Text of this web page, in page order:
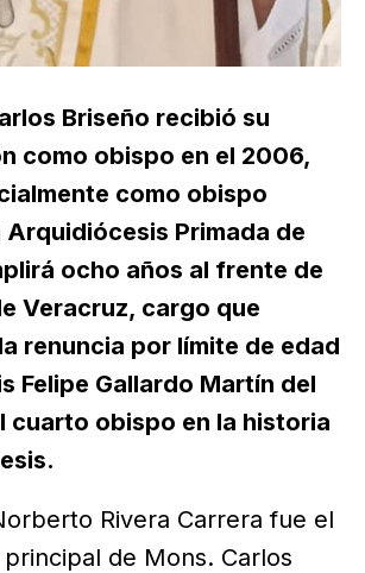
Briseño recibió su
como obispo en el 2006,
como obispo
Arquidiócesis Primada de
ocho años al frente de
Veracruz, cargo que
renuncia por límite de edad
Felipe Gallardo Martín del
cuarto obispo en la historia
Rivera Carrera fue el
de Mons. Carlos